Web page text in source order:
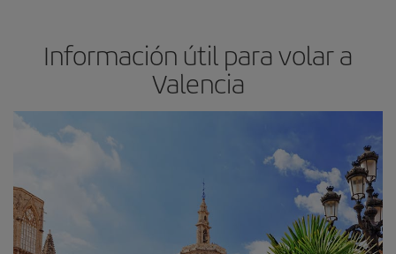
Información útil para volar a
Valencia